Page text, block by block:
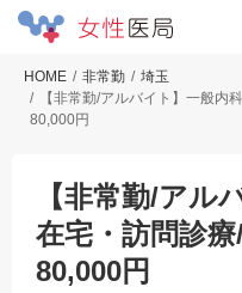
HOME 非常勤
埼玉
【非常勤/アルバイト】一般内
80,000円
【非常勤/アル
在宅・訪問診
80,000円